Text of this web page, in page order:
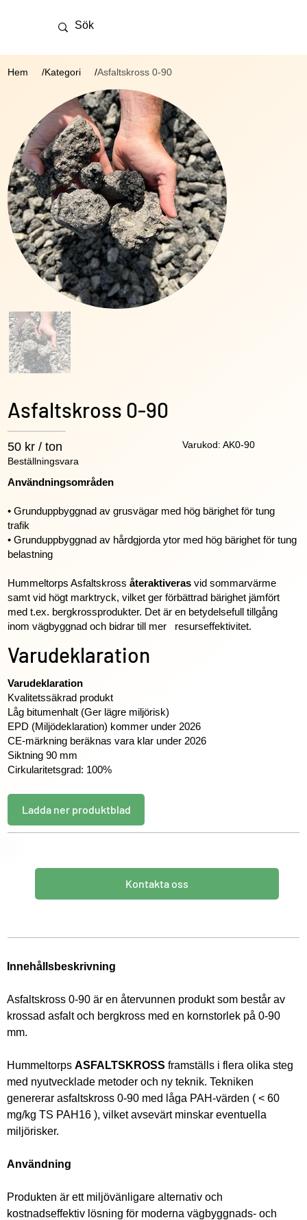
Asfaltskross 0-90
50 kr / ton
Beställningsvara
Varukod: AK0-90
Användningsområden
• Grunduppbyggnad av grusvägar med hög bärighet för tung
trafik
• Grunduppbyggnad av hårdgjorda ytor med hög bärighet för tung
belastning
Hummeltorps Asfaltskrossåteraktiveras vid sommarvärme
samt vid högt marktryck, vilket ger förbättrad bärighet jämfört
med t.ex. bergkrossprodukter. Det är en betydelsefull tillgång
inom vägbyggnad och bidrar till mer resurseffektivitet.
Varudeklaration
Varudeklaration
Kvalitetssäkrad produkt
Låg bitumenhalt (Ger lägre miljörisk)
EPD (Miljödeklaration) kommer under 2026
CE-märkning beräknas vara klar under 2026
Siktning 90 mm
Cirkularitetsgrad: 100%
Ladda ner produktblad
Kontakta oss
/
Hem /
Kategori Asfaltskross 0-90
Innehållsbeskrivning
Asfaltskross 0-90 är en återvunnen produkt som består av
krossad asfalt och bergkross med en kornstorlek på 0-90
mm.
Hummeltorps ASFALTSKROSS framställs i flera olika steg
med nyutvecklade metoder och ny teknik. Tekniken
genererar asfaltskross 0-90 med låga PAH-värden ( < 60
mg/kg TS PAH16 ), vilket avsevärt minskar eventuella
miljörisker.
Användning
Produkten är ett miljövänligare alternativ och
kostnadseffektiv lösning för moderna vägbyggnads- och